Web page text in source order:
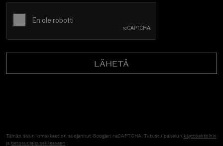
Tämän sivun lomakkeet on suojannut Googlen reCAPTCHA. Tutustu palvelun käyttöehtoihin
jatietosuojalausekkeeseen